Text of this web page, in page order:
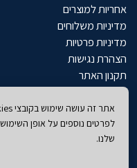
לפרטים נוספים על אופן השימוש
שלנו.
אחריות למוצרים
מדיניות משלוחים
מדיניות פרטיות
הצהרת נגישות
תקנון האתר
חדרי תינוקות
מיטות תינוק